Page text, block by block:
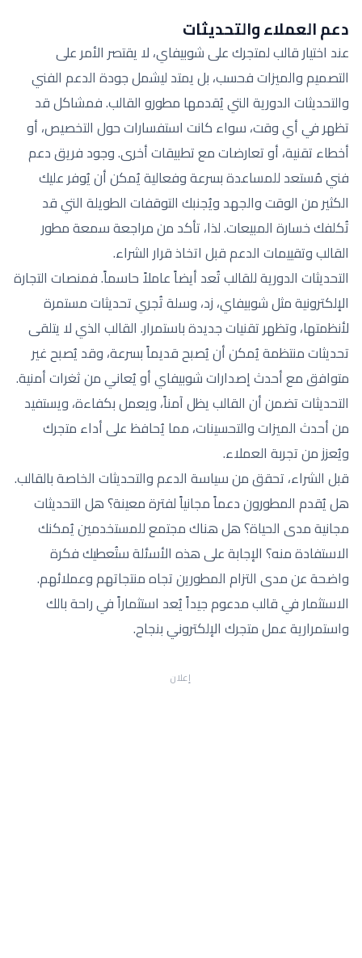
دعم العملاء والتحديثات
عند اختيار قالب لمتجرك على شوبيفاي، لا يقتصر الأمر على
التصميم والميزات فحسب، بل يمتد ليشمل جودة الدعم الفني
والتحديثات الدورية التي يُقدمها مطورو القالب. فمشاكل قد
تظهر في أي وقت، سواء كانت استفسارات حول التخصيص، أو
أخطاء تقنية، أو تعارضات مع تطبيقات أخرى. وجود فريق دعم
فني مُستعد للمساعدة بسرعة وفعالية يُمكن أن يُوفر عليك
الكثير من الوقت والجهد ويُجنبك التوقفات الطويلة التي قد
تُكلفك خسارة المبيعات. لذا، تأكد من مراجعة سمعة مطور
القالب وتقييمات الدعم قبل اتخاذ قرار الشراء.
التحديثات الدورية للقالب تُعد أيضاً عاملاً حاسماً. فمنصات التجارة
الإلكترونية مثل شوبيفاي، زد، وسلة تُجري تحديثات مستمرة
لأنظمتها، وتظهر تقنيات جديدة باستمرار. القالب الذي لا يتلقى
تحديثات منتظمة يُمكن أن يُصبح قديماً بسرعة، وقد يُصبح غير
متوافق مع أحدث إصدارات شوبيفاي أو يُعاني من ثغرات أمنية.
التحديثات تضمن أن القالب يظل آمناً، ويعمل بكفاءة، ويستفيد
من أحدث الميزات والتحسينات، مما يُحافظ على أداء متجرك
ويُعزز من تجربة العملاء.
قبل الشراء، تحقق من سياسة الدعم والتحديثات الخاصة بالقالب.
هل يُقدم المطورون دعماً مجانياً لفترة معينة؟ هل التحديثات
مجانية مدى الحياة؟ هل هناك مجتمع للمستخدمين يُمكنك
الاستفادة منه؟ الإجابة على هذه الأسئلة ستُعطيك فكرة
واضحة عن مدى التزام المطورين تجاه منتجاتهم وعملائهم.
الاستثمار في قالب مدعوم جيداً يُعد استثماراً في راحة بالك
واستمرارية عمل متجرك الإلكتروني بنجاح.
إعلان